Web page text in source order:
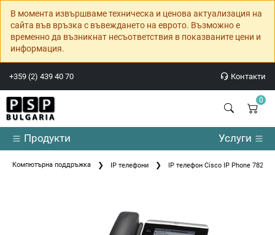
В момента извършваме техническа и ценова актуализация на
сайта във връзка с въвеждането на еврото. Възможно е
временно да възникнат несъответствия в показваните цени и
информация.
+359 (2) 439 40 70 Контакти
0
Продукти Услуги
Компютърна поддръжка IP телефони IP телефон Cisco IP Phone